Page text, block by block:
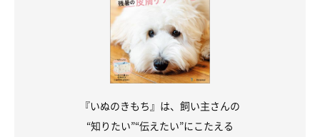
『いぬのきもち』は、飼い主さんの
“知りたい”“伝えたい”にこたえる